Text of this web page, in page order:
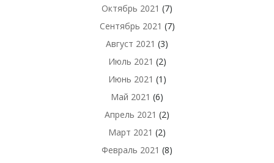
Октябрь 2021 (7)
Сентябрь 2021 (7)
Август 2021 (3)
Июль 2021 (2)
Июнь 2021 (1)
Май 2021 (6)
Апрель 2021 (2)
Март 2021 (2)
Февраль 2021 (8)